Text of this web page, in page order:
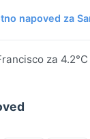
napoved za
za